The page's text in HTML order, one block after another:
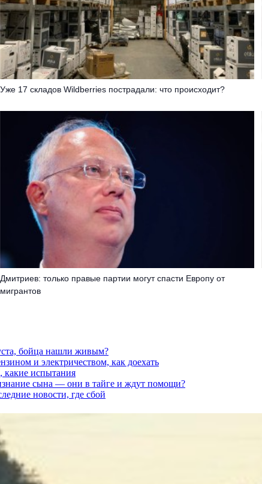
Уже 17 складов Wildberries пострадали: что происходит?
Дмитриев: только правые партии могут спасти Европу от
мигрантов
бойца нашли живым?
и электричеством, как доехать
какие испытания
сына — они в тайге и ждут помощи?
новости, где сбой